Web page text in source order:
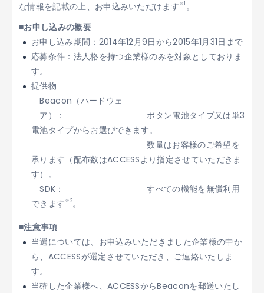
な情報を記載の上、お申込みいただけます※1 。
■お申し込みの概要
お申し込み期間：2014年12月9日から2015年1月31日まで
応募条件：法人格を持つ企業様のみを対象としておりま
す。
提供物
Beacon（ハードウェ
ア）：
ボタン電池タイプ又は単3
電池タイプからお選びできます。
数量はお客様のご希望を
承ります（配布数はACCESSより指定させていただきま
す）。
SDK：
すべての機能を無償利用
できます※2。
■注意事項
当選については、お申込みいただきました企業様の中か
ら、ACCESSが選定させていただき、ご連絡いたしま
す。
当確した企業様へ、ACCESSからBeaconを郵送いたし